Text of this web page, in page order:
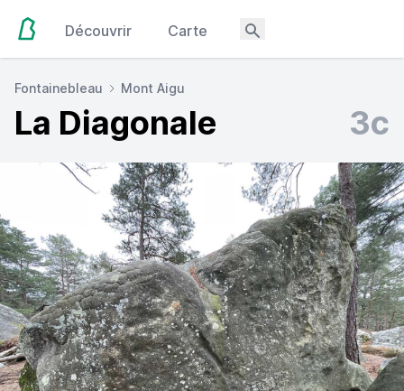
Découvrir Carte
Fontainebleau Mont Aigu
La Diagonale 3c